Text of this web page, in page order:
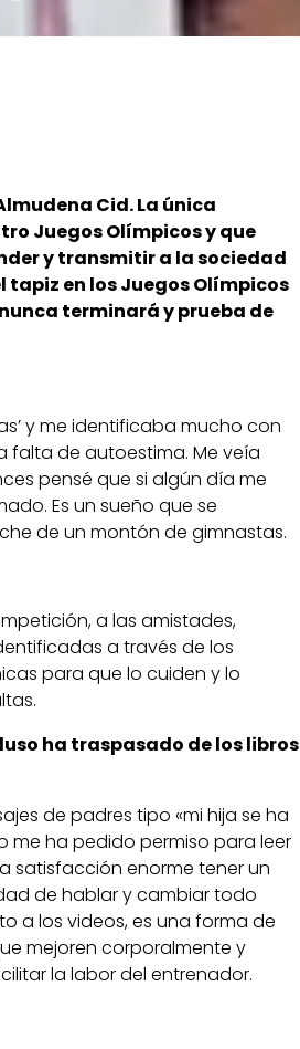
Cid. La única
Juegos Olímpicos y que
y transmitir a la sociedad
tapiz en los Juegos Olímpicos
terminará y prueba de
y me identificaba mucho con
falta de autoestima. Me veía
pensé que si algún día me
Es un sueño que se
de un montón de gimnastas.
a las amistades,
a través de los
para que lo cuiden y lo
ha traspasado de los libros
de padres tipo «mi hija se ha
ha pedido permiso para leer
satisfacción enorme tener un
de hablar y cambiar todo
a los videos, es una forma de
mejoren corporalmente y
la labor del entrenador.